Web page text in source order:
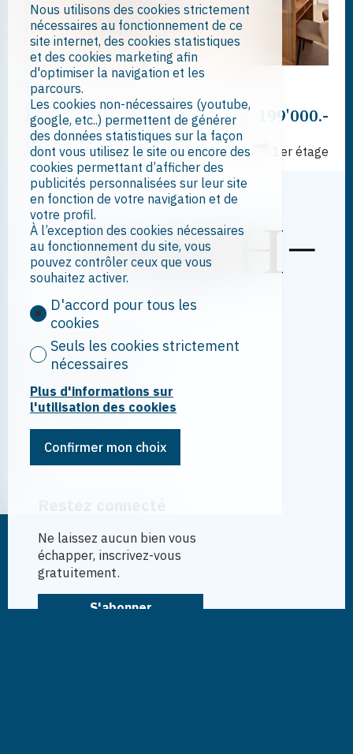
Saxon
Local commercial CHF 199'000.-
63.8 m² 1 1 1er étage
Contactez-nous
NDMH Sàrl
Rue de la Poste 7
1920 Martigny
Tél.027 722 80 00
info@ndmh.ch
Ne laissez aucun bien vous
échapper, inscrivez-vous
gratuitement.
S'abonner
Nous utilisons des cookies strictement
nécessaires au fonctionnement de ce
site internet, des cookies statistiques
et des cookies marketing afin
d'optimiser la navigation et les
parcours.
Les cookies non-nécessaires (youtube,
google, etc..) permettent de générer
des données statistiques sur la façon
dont vous utilisez le site ou encore des
cookies permettant d’afficher des
publicités personnalisées sur leur site
en fonction de votre navigation et de
votre profil.
À l’exception des cookies nécessaires
au fonctionnement du site, vous
pouvez contrôler ceux que vous
souhaitez activer.
D'accord pour tous les
cookies
Seuls les cookies strictement
nécessaires
Plus d'informations sur
l'utilisation des cookies
Confirmer mon choix